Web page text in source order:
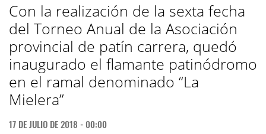
Con la realización de la sexta fecha
del Torneo Anual de la Asociación
provincial de patín carrera, quedó
inaugurado el flamante patinódromo
en el ramal denominado “La
Mielera”
17 DE JULIO DE 2018 - 00:00